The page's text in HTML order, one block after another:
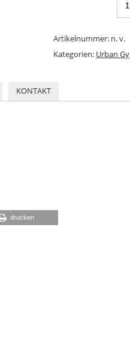
Artikelnummer: n. v.
Kategorien: Urban
KONTAKT
drucken